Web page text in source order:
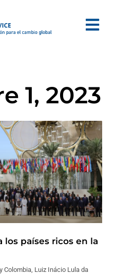
1, 2023
los países ricos en la
Colombia, Luiz Inácio Lula da